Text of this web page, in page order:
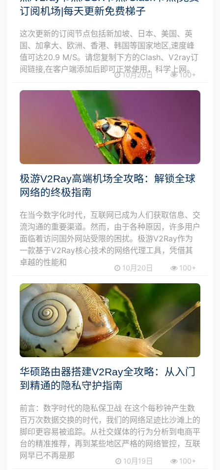
订阅机场|每天更新免费梯子
这次更新的订阅节点包括新加坡、日本、美国、英
国、加拿大、欧洲、香港、韩国等国家地区,速度峰
值可达20.9 M/S。请您复制下方的Clash、V2ray订
阅链接,在客户端添加后即可正常使用，科学上网。
10月20日 100+
极游V2Ray高端机场全攻略：解锁全球
网络的终极指南
在当今数字化时代，互联网已成为人们获取信息、交
流沟通的重要渠道。然而，由于各种原因，许多用户
面临着访问国外网站受限的困扰。极游V2Ray作为
一款基于V2Ray核心技术的网络代理工具，凭借其
卓越的性能和
10月20日 100+
华硕路由器搭建V2Ray全攻略：从入门
到精通的隐私守护指南
前言：数字时代的隐私保卫战 在这个每秒钟产生数
百万次数据交换的时代，我们的网络足迹比沙滩上的
脚印更容易被追踪。从社交媒体的行为分析到电商平
台的精准推荐，再到某些地区严格的网络管控，互联
网早已不再是那
10月19日 100+